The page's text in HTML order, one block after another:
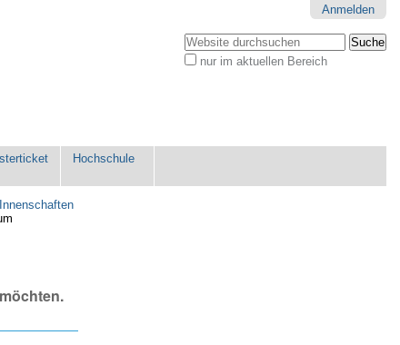
Anmelden
Website durchsuchen
nur im aktuellen Bereich
Hochschule